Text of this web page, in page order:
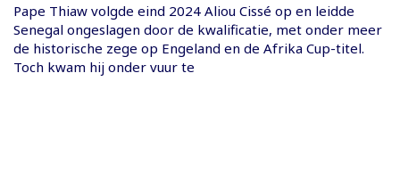
Pape Thiaw volgde eind 2024 Aliou Cissé op en leidde
Senegal ongeslagen door de kwalificatie, met onder meer
de historische zege op Engeland en de Afrika Cup-titel.
Toch kwam hij onder vuur te